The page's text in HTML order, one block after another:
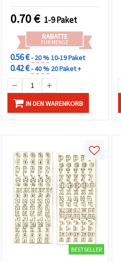
0.70€ 1-9 Paket
RABATTE
FÜR MENGE
0.56 €- 20 %10-19 Paket
0.42 €- 40 % 20 Paket +
IN DEN WARENKORB
BESTSELLER